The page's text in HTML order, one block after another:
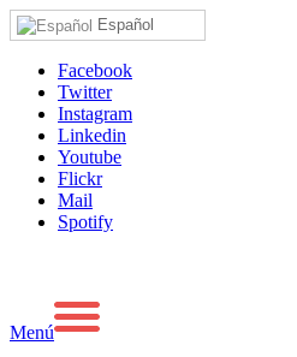
Español
Facebook
Twitter
Instagram
Linkedin
Youtube
Flickr
Mail
Spotify
Menú